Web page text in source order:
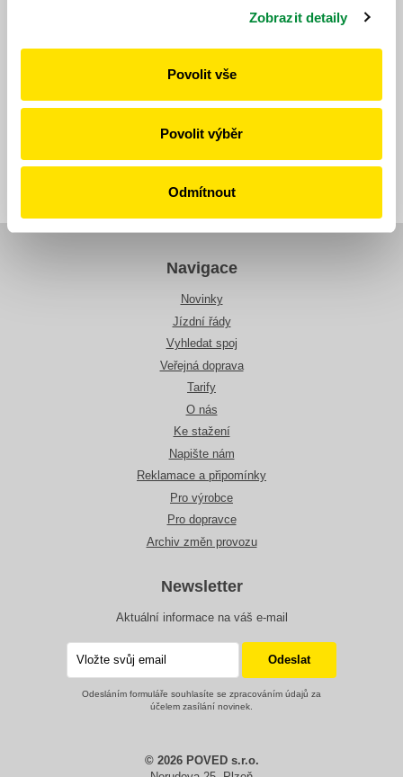
Zobrazit detaily
Povolit vše
Povolit výběr
Odmítnout
Sl. 3 mládež 15 – 18 let | student 18 – 26 let | důchodce
Všechny novinky
Navigace
Novinky
Jízdní řády
Vyhledat spoj
Veřejná doprava
Tarify
O nás
Ke stažení
Napište nám
Reklamace a připomínky
Pro výrobce
Pro dopravce
Archiv změn provozu
Newsletter
Aktuální informace na váš e-mail
Odesláním formuláře souhlasíte se zpracováním údajů za
účelem zasílání novinek.
© 2026 POVED s.r.o.